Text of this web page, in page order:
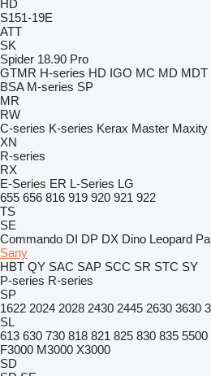
HD
S151-19E
ATT
SK
Spider 18.90 Pro
GTMR H-series HD IGO MC MD MDT
BSA M-series SP
MR
RW
C-series K-series Kerax Master Maxity
XN
R-series
RX
E-Series ER L-Series LG
655 656 816 919 920 921 922
TS
SE
Commando DI DP DX Dino Leopard
Sany
HBT QY SAC SAP SCC SR STC SY
P-series R-series
SP
1622 2024 2028 2430 2445 2630 3630
SL
613 630 730 818 821 825 830 835 5500
F3000 M3000 X3000
SD